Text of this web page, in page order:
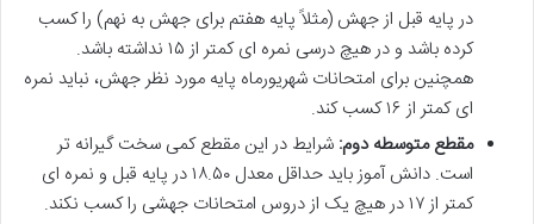
در پایه قبل از جهش (مثلاً پایه هفتم برای جهش به نهم) را کسب
کرده باشد و در هیچ درسی نمره ای کمتر از ۱۵ نداشته باشد.
همچنین برای امتحانات شهریورماه پایه مورد نظر جهش، نباید نمره
ای کمتر از ۱۶ کسب کند.
مقطع متوسطه دوم: شرایط در این مقطع کمی سخت گیرانه تر
است. دانش آموز باید حداقل معدل ۱۸.۵۰ در پایه قبل و نمره ای
کمتر از ۱۷ در هیچ یک از دروس امتحانات جهشی را کسب نکند.